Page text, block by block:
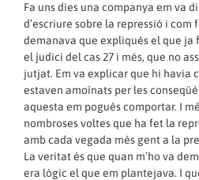
Fa uns dies una companya em va
d’escriure sobre la repressió i com
demanava que expliqués el que ja
el judici del cas 27 i més, que no
jutjat. Em va explicar que hi havia
estaven amoïnats per les
aquesta em pogués comportar. I
nombroses voltes que ha fet la
amb cada vegada més gent a la
La veritat és que quan m’ho va
era lògic el que em plantejava. I